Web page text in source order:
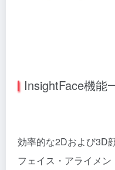
InsightFace機能
効率的な2Dおよび3D
フェイス・アライメン